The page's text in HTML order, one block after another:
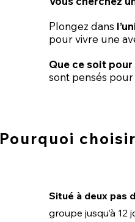
Plongez dans
pour vivre une
Que ce soit pour
sont pensés
Pourquoi
Situé à deux pas
groupe jusqu’à